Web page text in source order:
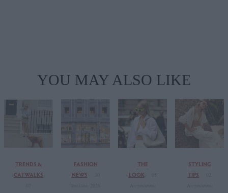
YOU MAY ALSO LIKE
TRENDS &
CATWALKS
FASHION
NEWS
THE
LOOK
STYLING
TIPS